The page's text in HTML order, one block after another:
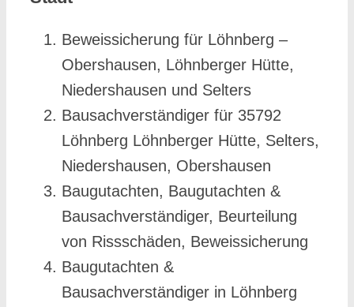
Beweissicherung für Löhnberg –
Obershausen, Löhnberger Hütte,
Niedershausen und Selters
Bausachverständiger für 35792
Löhnberg Löhnberger Hütte, Selters,
Niedershausen, Obershausen
Baugutachten, Baugutachten &
Bausachverständiger, Beurteilung
von Rissschäden, Beweissicherung
Baugutachten &
Bausachverständiger in Löhnberg